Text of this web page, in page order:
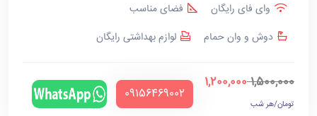
وای فای رایگان
فضای مناسب
دوش و وان حمام
لوازم بهداشتی رایگان
1,500,000
1,200,000
تومان/هر شب
‪09156469002‬